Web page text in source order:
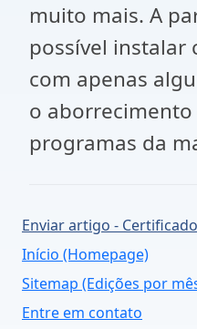
muito mais. A
possível instalar
com apenas
o
programas da
Enviar artigo -
Início (Homepage)
Sitemap (Edições por
Entre em contato